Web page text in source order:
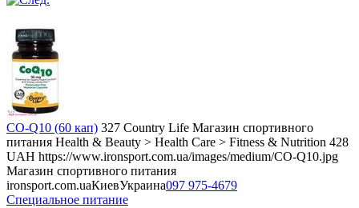
CO-Q10 (60 кап) 327 Country Life Магазин спортивного
питания Health & Beauty > Health Care > Fitness & Nutrition 428
UAH https://www.ironsport.com.ua/images/medium/CO-Q10.jpg
Магазин спортивного питания
ironsport.com.uaКиевУкраина097 975-4679
Специальное питание